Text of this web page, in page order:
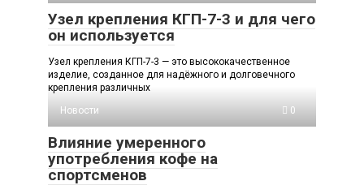
Узел крепления КГП-7-3 и для чего
он используется
Узел крепления КГП-7-3 — это высококачественное
изделие, созданное для надёжного и долговечного
крепления различных
Новости
0
Влияние умеренного
употребления кофе на
спортсменов